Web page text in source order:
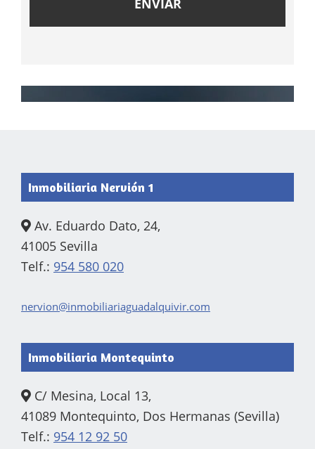
FooterInmobiliaria Nervión 1
Av. Eduardo Dato, 24,
41005 Sevilla
Telf.: 954 580 020
nervion@inmobiliariaguadalquivir.com
Inmobiliaria Montequinto
C/ Mesina, Local 13,
41089 Montequinto, Dos Hermanas (Sevilla)
Telf.: 954 12 92 50